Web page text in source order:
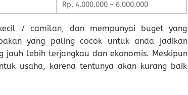
Rp. 4.000.000 – 6.000.000
/ camilan, dan mempunyai buget yang
yang paling cocok untuk anda jadikan
lebih terjangkau dan ekonomis. Meskipun
usaha, karena tentunya akan kurang baik